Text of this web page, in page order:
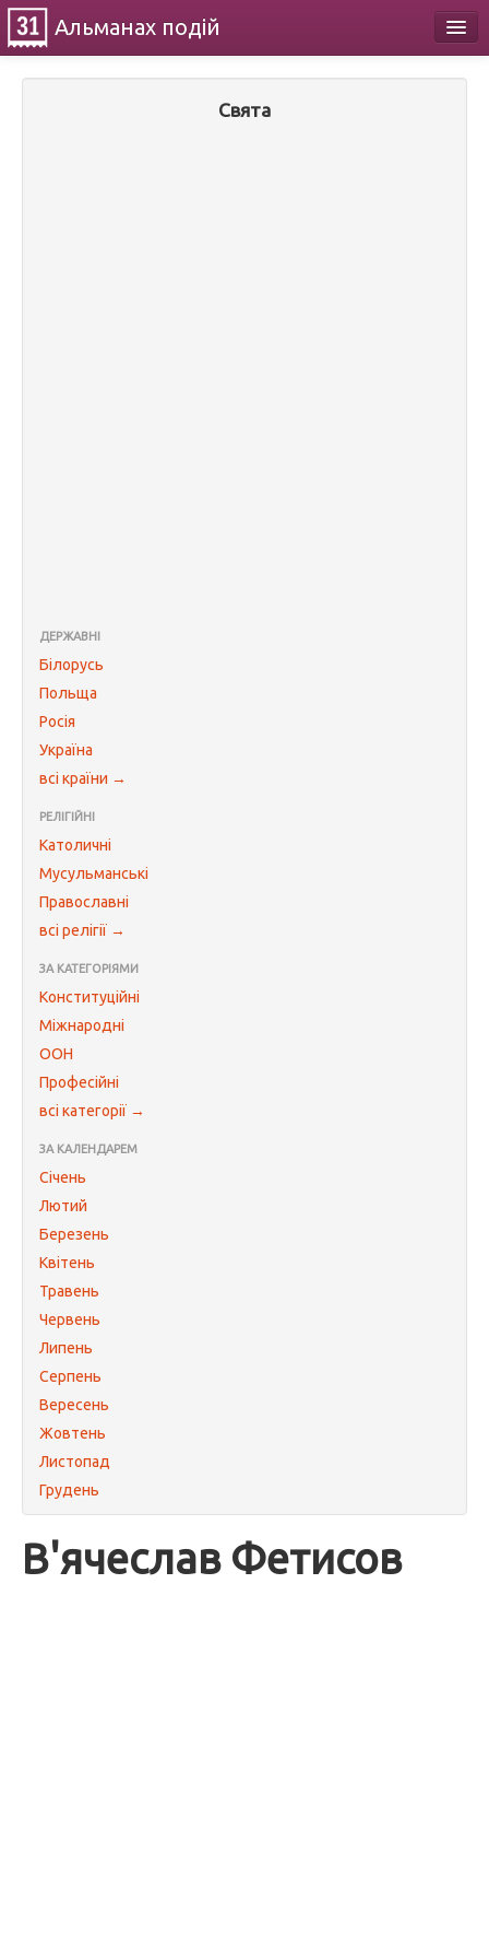
Альманах подій
Свята
ДЕРЖАВНІ
Білорусь
Польща
Росія
Україна
всі країни →
РЕЛІГІЙНІ
Католичні
Мусульманські
Православні
всі релігії →
ЗА КАТЕГОРІЯМИ
Конституційні
Міжнародні
ООН
Професійні
всі категорії →
ЗА КАЛЕНДАРЕМ
Січень
Лютий
Березень
Квітень
Травень
Червень
Липень
Серпень
Вересень
Жовтень
Листопад
Грудень
В'ячеслав Фетисов